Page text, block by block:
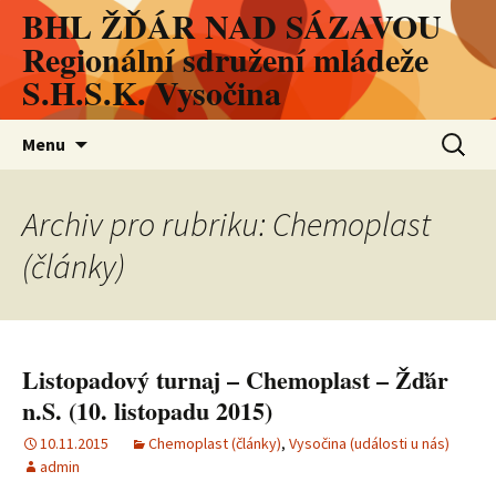
BHL ŽĎÁR NAD SÁZAVOU
Regionální sdružení mládeže
S.H.S.K. Vysočina
Menu
webu
Archiv pro rubriku: Chemoplast
(články)
Listopadový turnaj – Chemoplast – Žďár
n.S. (10. listopadu 2015)
10.11.2015 Chemoplast (články), Vysočina (události u nás)
admin